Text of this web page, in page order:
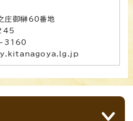
庄御榊60番地
3160